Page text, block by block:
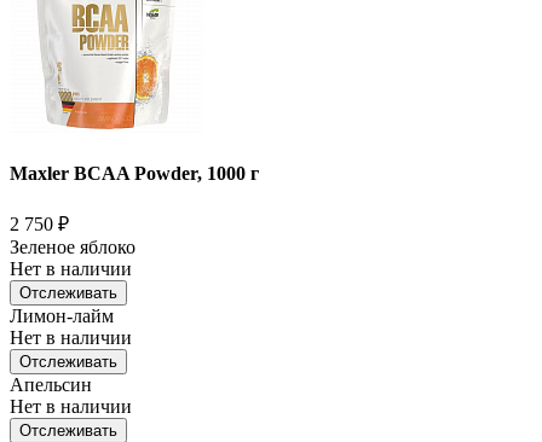
Maxler BCAA Powder, 1000 г
2 750 ₽
Зеленое яблоко
Нет в наличии
Отслеживать
Лимон-лайм
Нет в наличии
Отслеживать
Апельсин
Нет в наличии
Отслеживать